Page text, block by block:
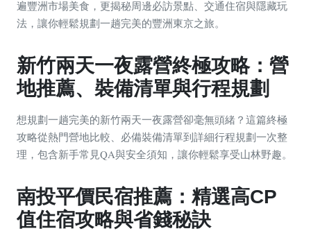
遍豐洲市場美食，更揭秘周邊必訪景點、交通住宿與隱藏玩
法，讓你輕鬆規劃一趟完美的豐洲東京之旅。
新竹兩天一夜露營終極攻略：營
地推薦、裝備清單與行程規劃
想規劃一趟完美的新竹兩天一夜露營卻毫無頭緒？這篇終極
攻略從熱門營地比較、必備裝備清單到詳細行程規劃一次整
理，包含新手常見QA與安全須知，讓你輕鬆享受山林野趣。
南投平價民宿推薦：精選高CP
值住宿攻略與省錢秘訣